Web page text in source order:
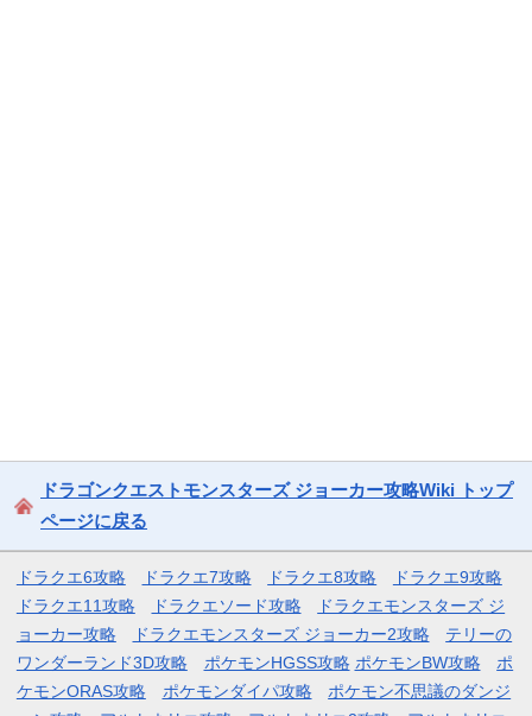
ドラゴンクエストモンスターズ ジョーカー攻略Wiki トップ
ページに戻る
ドラクエ6攻略 ドラクエ7攻略 ドラクエ8攻略
ドラクエ9攻略
ドラクエ11攻略
ドラクエソード攻略
ドラクエモンスターズ ジ
ョーカー攻略
ドラクエモンスターズ ジョーカー2攻略
テリーの
ワンダーランド3D攻略
ポケモンHGSS攻略 ポケモンBW攻略
ポ
ケモンORAS攻略
ポケモンダイパ攻略
ポケモン不思議のダンジ